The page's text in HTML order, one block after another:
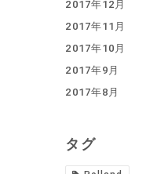
2017年12月
2017年11月
2017年10月
2017年9月
2017年8月
タグ